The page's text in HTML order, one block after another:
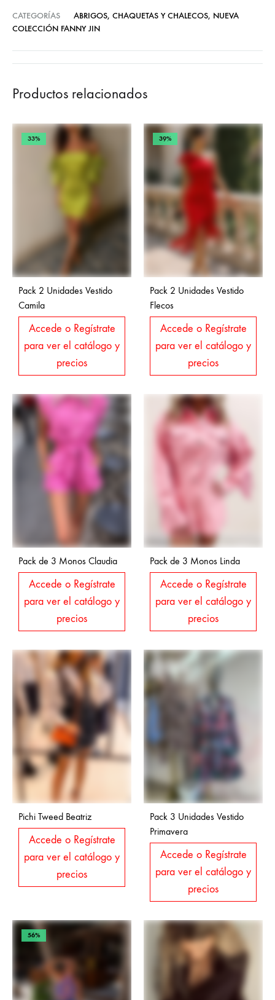
CATEGORÍAS ABRIGOS, CHAQUETAS Y CHALECOS, NUEVA
COLECCIÓN FANNY JIN
Productos relacionados
33%
Pack 2 Unidades Vestido
Camila
Accede o Regístrate
para ver el catálogo y
precios
39%
Pack 2 Unidades Vestido
Flecos
Accede o Regístrate
para ver el catálogo y
precios
Pack de 3 Monos Claudia
Accede o Regístrate
para ver el catálogo y
precios
Pack de 3 Monos Linda
Accede o Regístrate
para ver el catálogo y
precios
Pichi Tweed Beatriz
Accede o Regístrate
para ver el catálogo y
precios
Pack 3 Unidades Vestido
Primavera
Accede o Regístrate
para ver el catálogo y
precios
56%